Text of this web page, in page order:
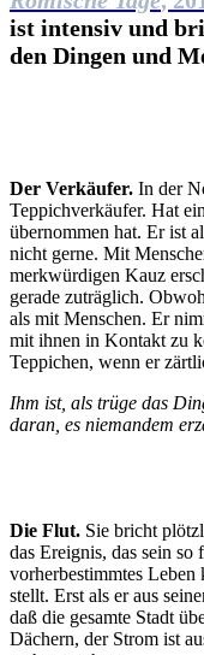
ist intensiv und
den Dingen und
Der Verkäufer. In der
Teppichverkäufer. Hat
übernommen hat. Er ist
nicht gerne. Mit
merkwürdigen Kauz
gerade zuträglich.
als mit Menschen. Er
mit ihnen in Kontakt zu
Teppichen, wenn er
Ihm ist, als trüge das
daran, es niemandem
Die Flut. Sie bricht
das Ereignis, das sein so
vorherbestimmtes
stellt. Erst als er aus
daß die gesamte Stadt
Dächern, der Strom ist